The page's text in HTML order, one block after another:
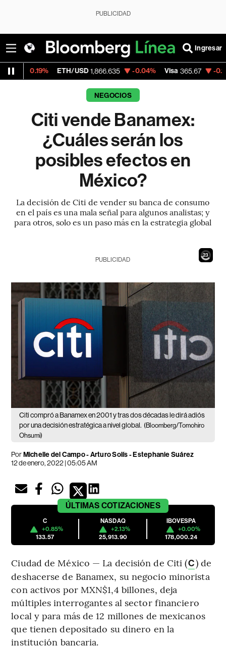
PUBLICIDAD
Ingresar
ETH/USD 1,866.635 -0.04% Visa 365.67 -0.13%
NEGOCIOS
Citi vende Banamex:
¿Cuáles serán los
posibles efectos en
México?
La decisión de Citi de vender su banca de consumo
en el país es una mala señal para algunos analistas; y
para otros, solo es un paso más en la estrategia global
21
PUBLICIDAD
Citi compró a Banamex en 2001 y tras dos décadas le dirá adiós
por una decisión estratégica a nivel global. (Bloomberg/Tomohiro
Ohsumi)
PorMichelle del Campo-Arturo Solís-Estephanie Suárez
12 de enero, 2022 | 05:05 AM
ÚLTIMAS COTIZACIONES
C
+0.85%
133.57
NASDAQ
+2.13%
25,913.90
IBOVESPA
+0.00%
178,000.24
Ciudad de México — La decisión de Citi (C) de
deshacerse de Banamex, su negocio minorista
con activos por MXN$1,4 billones, deja
múltiples interrogantes al sector financiero
local y para más de 12 millones de mexicanos
que tienen depositado su dinero en la
institución bancaria.